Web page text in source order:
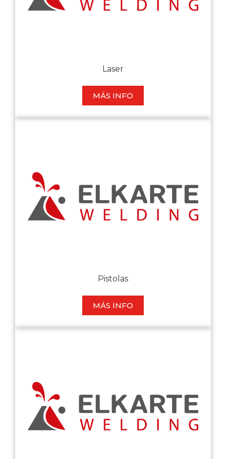
Laser
MÁS INFO
Pistolas
MÁS INFO